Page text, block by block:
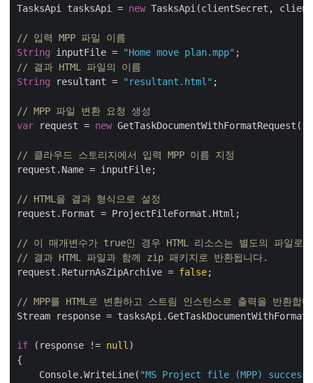
TasksApi tasksApi = new TasksApi(clientSecret,
// 입력 MPP 파일 이름
String inputFile = "Home move plan.mpp"
// 결과 HTML 파일의 이름
String resultant = "resultant.html" ;
// MPP 파일 변환 요청 생성
var request = new GetTaskDocumentWithFormatRequest();
// 클라우드 스토리지에서 입력 MPP 이름 지정
request.Name = inputFile;
// HTML을 결과 형식으로 설정
request.Format = ProjectFileFormat.Html;
// 이 매개변수가 true인 경우 HTML 리소스는 별도의 파일로
// 결과 HTML 파일과 함께 zip 패키지로 반환됩니다.
request.ReturnAsZipArchive = false;
// MPP를 HTML로 변환하고 스트림 인스턴스로 출력을 반환합
Stream response =
if (response != null )
{
    Console.WriteLine(
"MS Project file (MPP)